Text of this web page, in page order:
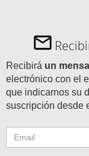
Recibirá un
electrónico con el
que indicarnos su
suscripción desde